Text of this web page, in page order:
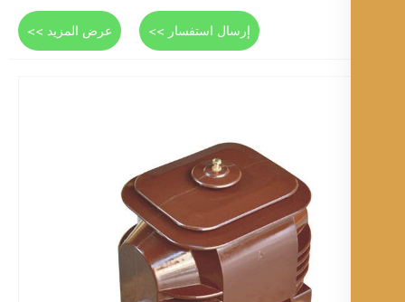
عرض المزيد >> إرسال استفسار >>